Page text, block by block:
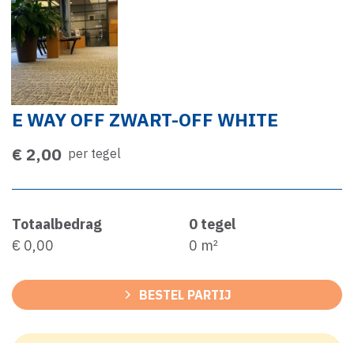
E WAY OFF ZWART-OFF WHITE
€ 2,00 per tegel
Totaalbedrag
€ 0,00
0 tegel
0 m²
BESTEL PARTIJ